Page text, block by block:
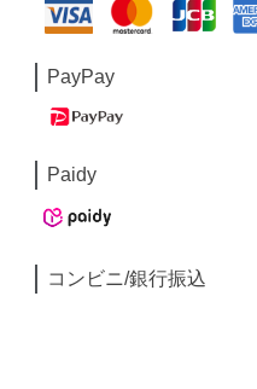
PayPay
Paidy
コンビニ/銀行振込